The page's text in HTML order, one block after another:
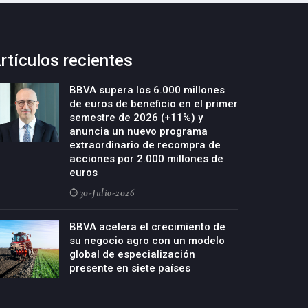
recientes
BBVA supera los 6.000 millones
de euros de beneficio en el primer
semestre de 2026 (+11%) y
anuncia un nuevo programa
extraordinario de recompra de
acciones por 2.000 millones de
euros
30-Julio-2026
BBVA acelera el crecimiento de
su negocio agro con un modelo
global de especialización
presente en siete países